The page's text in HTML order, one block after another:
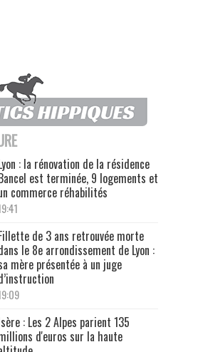
: la rénovation de la résidence
est terminée, 9 logements et
commerce réhabilités
de 3 ans retrouvée morte
le 8e arrondissement de Lyon :
mère présentée à un juge
: Les 2 Alpes parient 135
d'euros sur la haute